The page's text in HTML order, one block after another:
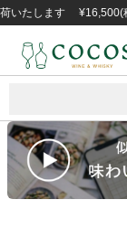
ます ¥16,500(税込)